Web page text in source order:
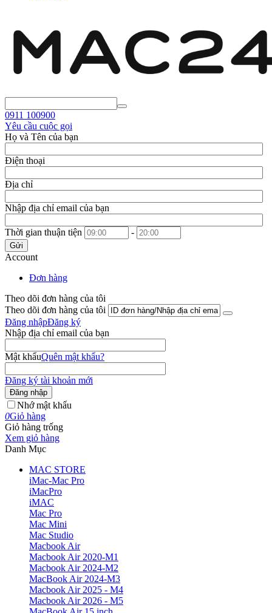
0911 100900
Yêu cầu cuộc gọi
Họ và Tên của bạn
Điện thoại
Địa chỉ
Nhập địa chỉ email của bạn
Thời gian thuận tiện -
Gửi
Account
Đơn hàng
Theo dõi đơn hàng của tôi
Theo dõi đơn hàng của tôi
Đăng nhậpĐăng ký
Nhập địa chỉ email của bạn
Mật khẩuQuên mật khẩu?
Đăng ký tài khoản mới
Đăng nhập
Nhớ mật khẩu
0Giỏ hàng
Giỏ hàng trống
Xem giỏ hàng
Danh Mục
MAC STORE
iMac-Mac Pro
iMacPro
iMAC
Mac Pro
Mac Mini
Mac Studio
Macbook Air
Macbook Air 2020-M1
Macbook Air 2024-M2
MacBook Air 2024-M3
Macbook Air 2025 - M4
Macbook Air 2026 - M5